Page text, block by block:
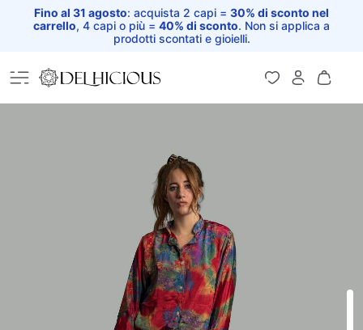
Fino al 31 agosto: acquista 2 capi = 30% di sconto nel
carrello, 4 capi o più = 40% di sconto. Non si applica a
prodotti scontati e gioielli.
Home